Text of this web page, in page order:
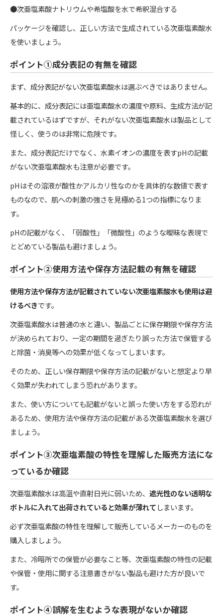
●次亜塩素酸ナトリウムや希塩酸を水で希釈混合する
パッケージを確認し、正しい方法で生成されている次亜塩素酸水
を使いましょう。
ポイント①成分表記の有無を確認
まず、成分表記がない次亜塩素酸水は選ぶべきではありません。
基本的に、成分表記には亜塩素酸水の濃度や原料、生成方法が記
載されているはずですが、それがない次亜塩素酸水は製品として
怪しく、使うのは非常に危険です。
また、成分表記だけでなく、水素イオンの濃度を表すpHの記載
がない次亜塩素酸水も注意が必要です。
pHはその溶液が酸性かアルカリ性なのかを具体的な数値で表す
ものなので、肌への刺激の強さを見極める1つの指標になりま
す。
pHの記載がなく、「弱酸性」「微酸性」のような曖昧な表現で
とどめている製品も避けましょう。
ポイント②使用方法や保存方法記載の有無を確認
使用方法や保存方法が記載されていない次亜塩素酸水も使用は避
けるべきです。
次亜塩素酸水は普通の水と違い、製品ごとに保存期限や保存方法
が決められており、一定の期間を過ぎたり誤った方法で保管する
と除菌・消臭等への効果が低くなってしまいます。
そのため、正しい保存期限や保存方法の記載がないと想定より早
く効果が失われてしまう恐れがあります。
また、使い方についても記載がないと誤った使い方をする恐れが
あるため、使用方法や保存方法の記載がある次亜塩素酸水を選び
ましょう。
ポイント③次亜塩素酸の特性を理解した販売方法にな
っているか確認
次亜塩素酸水は高温や直射日光に弱いため、 遮光性のない透明な
ボトルに入れて出荷されていると効果が薄れてしまいます。
必ず次亜塩素酸の特性を理解して販売しているメーカーのものを
購入しましょう。
また、冷暗所での保管が必要なこと等、次亜塩素酸の特性の記載
や保管・使用に関する注意書きがない製品も避けた方が良いで
す。
ポイント④誤解を生むような表現がないか確認